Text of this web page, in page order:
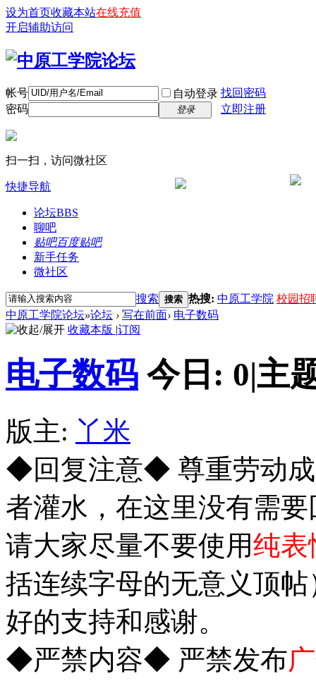
设为首页收藏本站在线充值
开启辅助访问
帐号 自动登录 找回密码
密码
登录 立即注册
扫一扫，访问微社区
快捷导航
论坛BBS
聊吧
贴吧百度贴吧
新手任务
微社区
搜索 搜索 热搜: 中原工学院 校园招
中原工学院论坛»论坛 › 写在前面› 电子数码
收藏本版 |订阅
电子数码 今日: 0|主
版主: 丫米
◆回复注意◆ 尊重劳动成
者灌水，在这里没有需
请大家尽量不要使用纯表
括连续字母的无意义顶
好的支持和感谢。
◆严禁内容◆ 严禁发布